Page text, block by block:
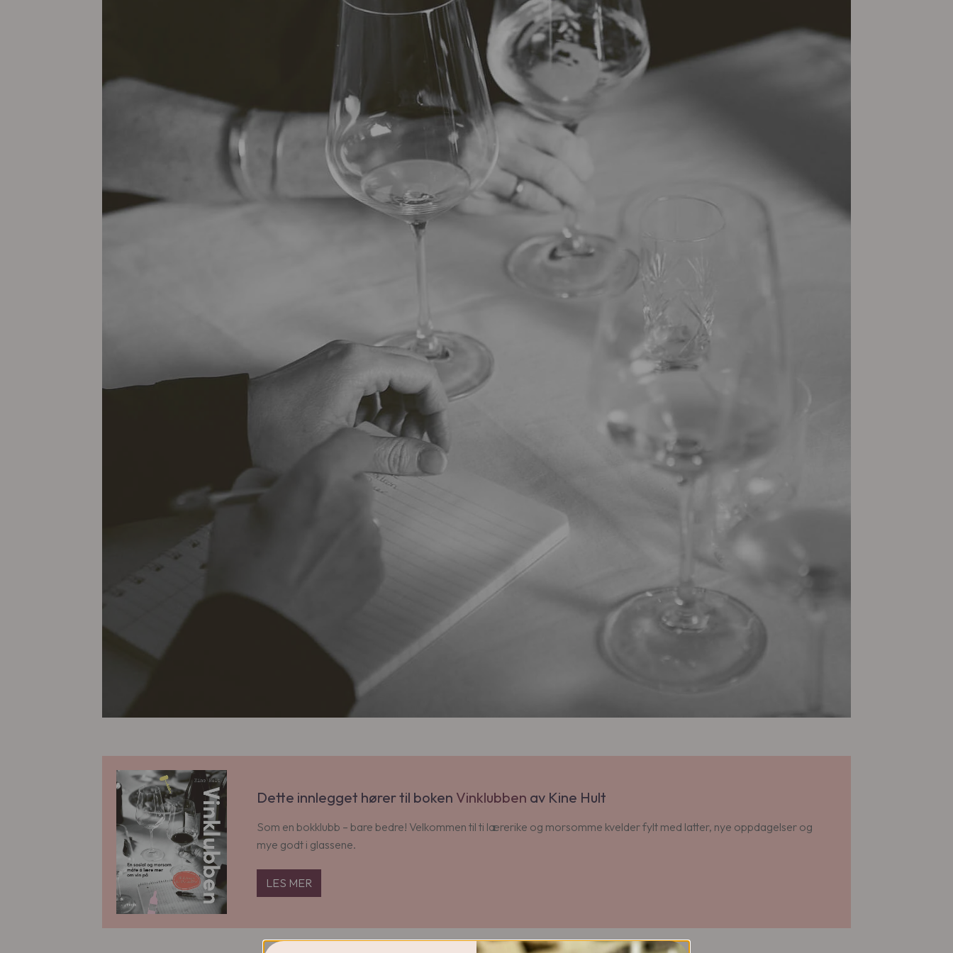
Dette innlegget hører til boken Vinklubben av Kine Hult
Som en bokklubb – bare bedre! Velkommen til ti lærerike og morsomme kvelder fylt med latter, nye oppdagelser og
mye godt i glassene.
LES MER